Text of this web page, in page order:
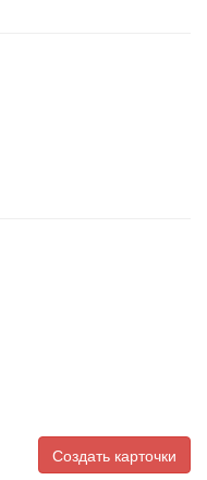
Создать карточки